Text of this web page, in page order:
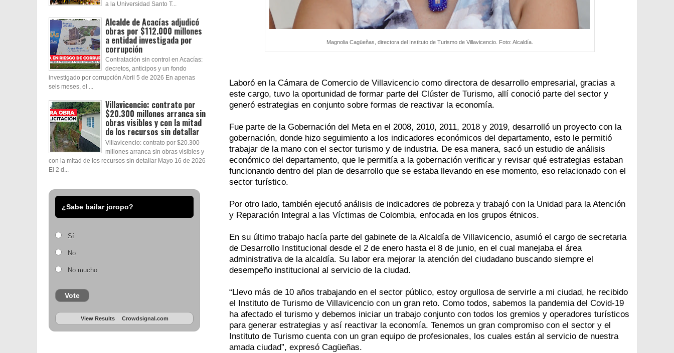
Magnolia Cagüeñas, directora del Instituto de Turismo de Villavicencio. Foto: Alcaldía.
Laboró en la Cámara de Comercio de Villavicencio como directora de desarrollo empresarial, gracias a
este cargo, tuvo la oportunidad de formar parte del Clúster de Turismo, allí conoció parte del sector y
generó estrategias en conjunto sobre formas de reactivar la economía.
Fue parte de la Gobernación del Meta en el 2008, 2010, 2011, 2018 y 2019, desarrolló un proyecto con la
gobernación, donde hizo seguimiento a los indicadores económicos del departamento, esto le permitió
trabajar de la mano con el sector turismo y de industria. De esa manera, sacó un estudio de análisis
económico del departamento, que le permitía a la gobernación verificar y revisar qué estrategias estaban
funcionando dentro del plan de desarrollo que se estaba llevando en ese momento, eso relacionado con el
sector turístico.
Por otro lado, también ejecutó análisis de indicadores de pobreza y trabajó con la Unidad para la Atención
y Reparación Integral a las Víctimas de Colombia, enfocada en los grupos étnicos.
En su último trabajo hacía parte del gabinete de la Alcaldía de Villavicencio, asumió el cargo de secretaria
de Desarrollo Institucional desde el 2 de enero hasta el 8 de junio, en el cual manejaba el área
administrativa de la alcaldía. Su labor era mejorar la atención del ciudadano buscando siempre el
desempeño institucional al servicio de la ciudad.
“Llevo más de 10 años trabajando en el sector público, estoy orgullosa de servirle a mi ciudad, he recibido
el Instituto de Turismo de Villavicencio con un gran reto. Como todos, sabemos la pandemia del Covid-19
ha afectado el turismo y debemos iniciar un trabajo conjunto con todos los gremios y operadores turísticos
para generar estrategias y así reactivar la economía. Tenemos un gran compromiso con el sector y el
Instituto de Turismo cuenta con un gran equipo de profesionales, los cuales están al servicio de nuestra
amada ciudad”, expresó Cagüeñas.
a la Universidad Santo T...
Alcalde de Acacías adjudicó
obras por $112.000 millones
a entidad investigada por
corrupción
Contratación sin control en Acacías:
decretos, anticipos y un fondo
investigado por corrupción Abril 5 de 2026 En apenas
seis meses, el ...
Villavicencio: contrato por
$20.300 millones arranca sin
obras visibles y con la mitad
de los recursos sin detallar
Villavicencio: contrato por $20.300
millones arranca sin obras visibles y
con la mitad de los recursos sin detallar Mayo 16 de 2026
El 2 d...
¿Sabe bailar joropo?
Sí
No
No mucho
Vote
View Results Crowdsignal.com